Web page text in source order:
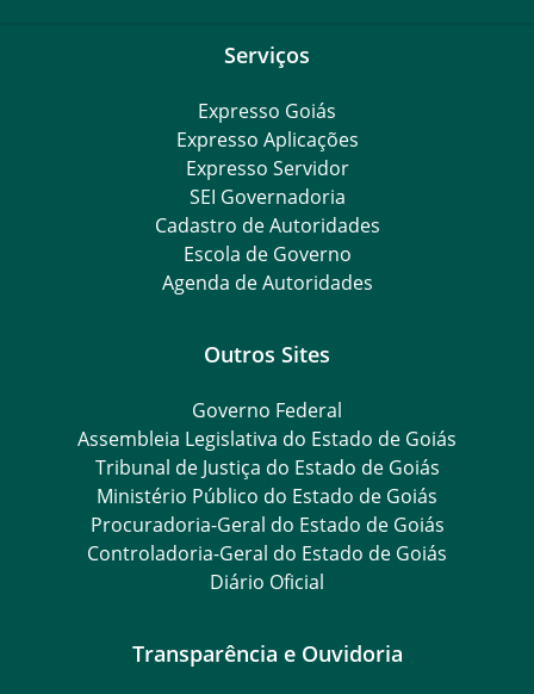
Serviços
Expresso Goiás
Expresso Aplicações
Expresso Servidor
SEI Governadoria
Cadastro de Autoridades
Escola de Governo
Agenda de Autoridades
Outros Sites
Governo Federal
Assembleia Legislativa do Estado de Goiás
Tribunal de Justiça do Estado de Goiás
Ministério Público do Estado de Goiás
Procuradoria-Geral do Estado de Goiás
Controladoria-Geral do Estado de Goiás
Diário Oficial
Transparência e Ouvidoria